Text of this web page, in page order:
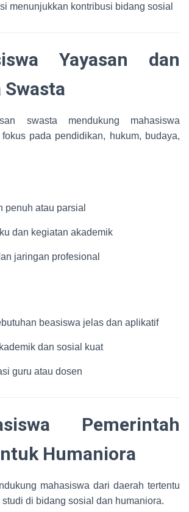
menunjukkan kontribusi bidang sosial
Yayasan dan
Swasta
swasta mendukung mahasiswa
pada pendidikan, hukum, budaya,
penuh atau parsial
dan kegiatan akademik
jaringan profesional
beasiswa jelas dan aplikatif
dan sosial kuat
guru atau dosen
Pemerintah
Humaniora
mahasiswa dari daerah tertentu
di bidang sosial dan humaniora.